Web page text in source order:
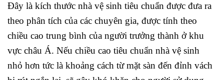
Đây là kích thước nhà vệ sinh tiêu chuẩn được đưa ra
theo phân tích của các chuyên gia, được tính theo
chiều cao trung bình của người trưởng thành ở khu
vực châu Á. Nếu chiều cao tiêu chuẩn nhà vệ sinh
nhỏ hơn tức là khoảng cách từ mặt sàn đến đỉnh vách